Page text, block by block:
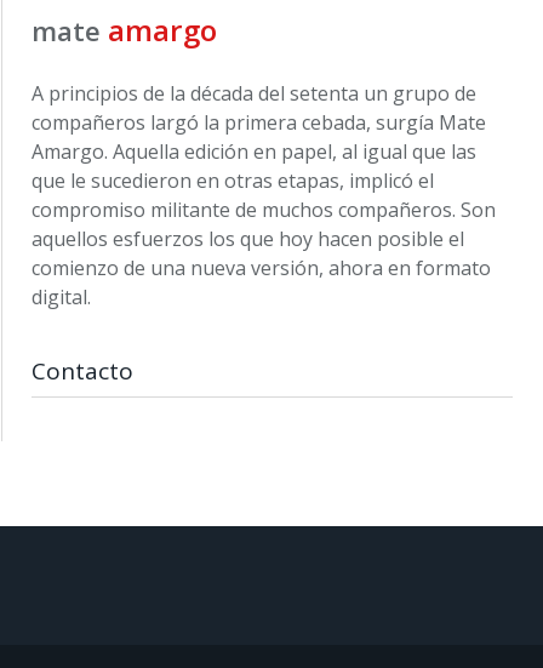
mate amargo
A principios de la década del setenta un grupo de
compañeros largó la primera cebada, surgía Mate
Amargo. Aquella edición en papel, al igual que las
que le sucedieron en otras etapas, implicó el
compromiso militante de muchos compañeros. Son
aquellos esfuerzos los que hoy hacen posible el
comienzo de una nueva versión, ahora en formato
digital.
Contacto